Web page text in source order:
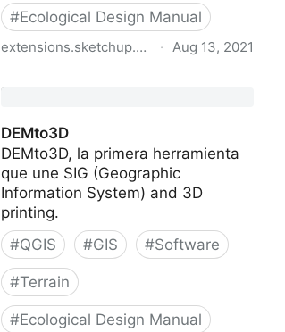
#Ecological Design Manual
extensions.sketchup.com· Aug 13, 2021
DEMto3D
DEMto3D, la primera herramienta
que une SIG (Geographic
Information System) and 3D
printing.
#QGIS #GIS #Software
#Terrain
#Ecological Design Manual